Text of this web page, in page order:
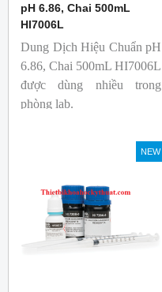
pH 6.86, Chai 500mL
HI7006L
Dung Dịch Hiệu Chuẩn pH
6.86, Chai 500mL HI7006L
được dùng nhiều trong
phòng lab.
NEW